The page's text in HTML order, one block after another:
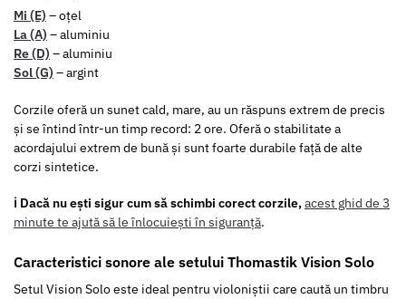
Mi (E) – oțel
La (A) – aluminiu
Re (D) – aluminiu
Sol (G) – argint
Corzile oferă un sunet cald, mare, au un răspuns extrem de precis
și se întind într-un timp record: 2 ore. Oferă o stabilitate a
acordajului extrem de bună și sunt foarte durabile față de alte
corzi sintetice.
ℹ️ Dacă nu ești sigur cum să schimbi corect corzile,acest ghid de 3
minute te ajută să le înlocuiești în siguranță.
Caracteristici sonore ale setului Thomastik Vision Solo
Setul Vision Solo este ideal pentru violoniștii care caută un timbru